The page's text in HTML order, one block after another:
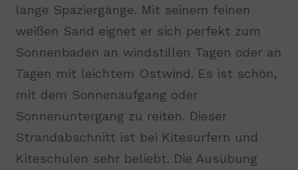
lange Spaziergänge. Mit seinem feinen
weißen Sand eignet er sich perfekt zum
Sonnenbaden an windstillen Tagen oder an
Tagen mit leichtem Ostwind. Es ist schön,
mit dem Sonnenaufgang oder
Sonnenuntergang zu reiten. Dieser
Strandabschnitt ist bei Kitesurfern und
Kiteschulen sehr beliebt. Die Ausübung